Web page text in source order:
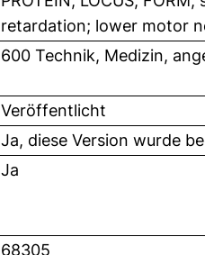
retardation; lower motor
600 Technik, Medizin,
Veröffentlicht
Ja, diese Version wurde
Ja
68305